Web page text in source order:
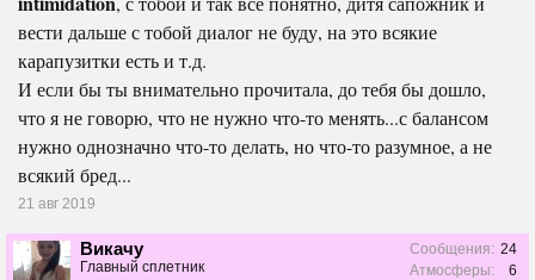
вести дальше с тобой диалог не буду, на это всякие
карапузитки есть и т.д.
И если бы ты внимательно прочитала, до тебя бы дошло,
что я не говорю, что не нужно что-то менять...с балансом
нужно однозначно что-то делать, но что-то разумное, а не
всякий бред...
21 авг 2019
Викачу
Главный сплетник
Сообщения: 24
Атмосферы:
6